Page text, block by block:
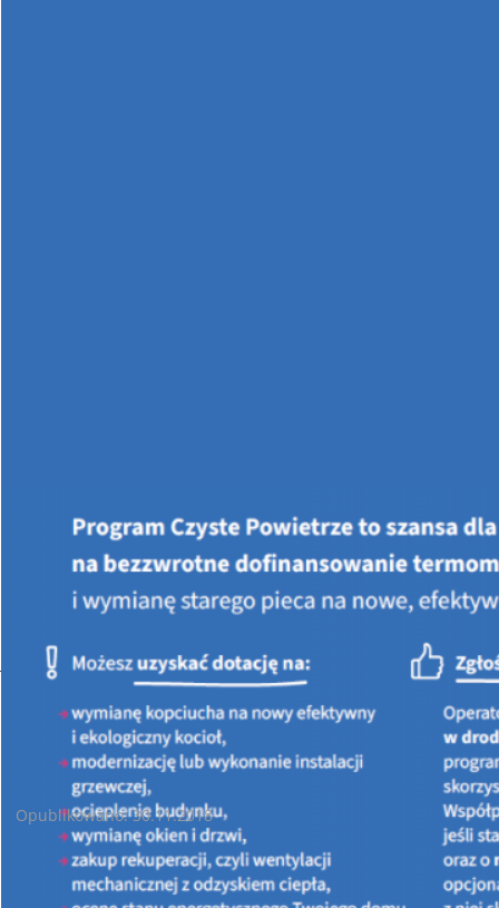
Jesteś tutaj:STRONA GŁÓWNA
AKTUALNOŚCI
Zakończenie naboru wniosków - przydomowe oczyszczalnie
ścieków.
Zakończenie naboru wniosków - przydomowe oczyszczalnie
ścieków.
Opublikowano: 30.11.2018
Zarząd WFOŚiGW w Kielcach informauje że na posiedzeniu w
dniu 30 listopada 2018 r. podjął decyzję
o zakończeniu z
dniem 30 listopada 2018 r. naboru wniosków
w ramach